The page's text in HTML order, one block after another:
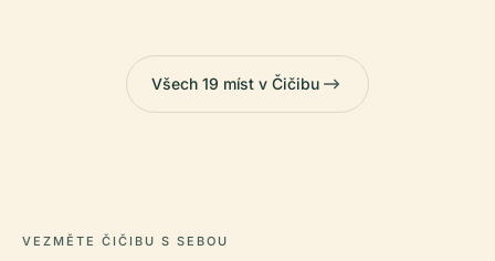
Všech 19 míst v Čičibu
VEZMĚTE ČIČIBU S SEBOU